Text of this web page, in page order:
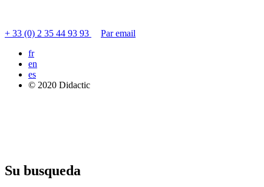
+ 33 (0) 2 35 44 93 93
Par email
fr
en
es
© 2020 Didactic
Su busqueda